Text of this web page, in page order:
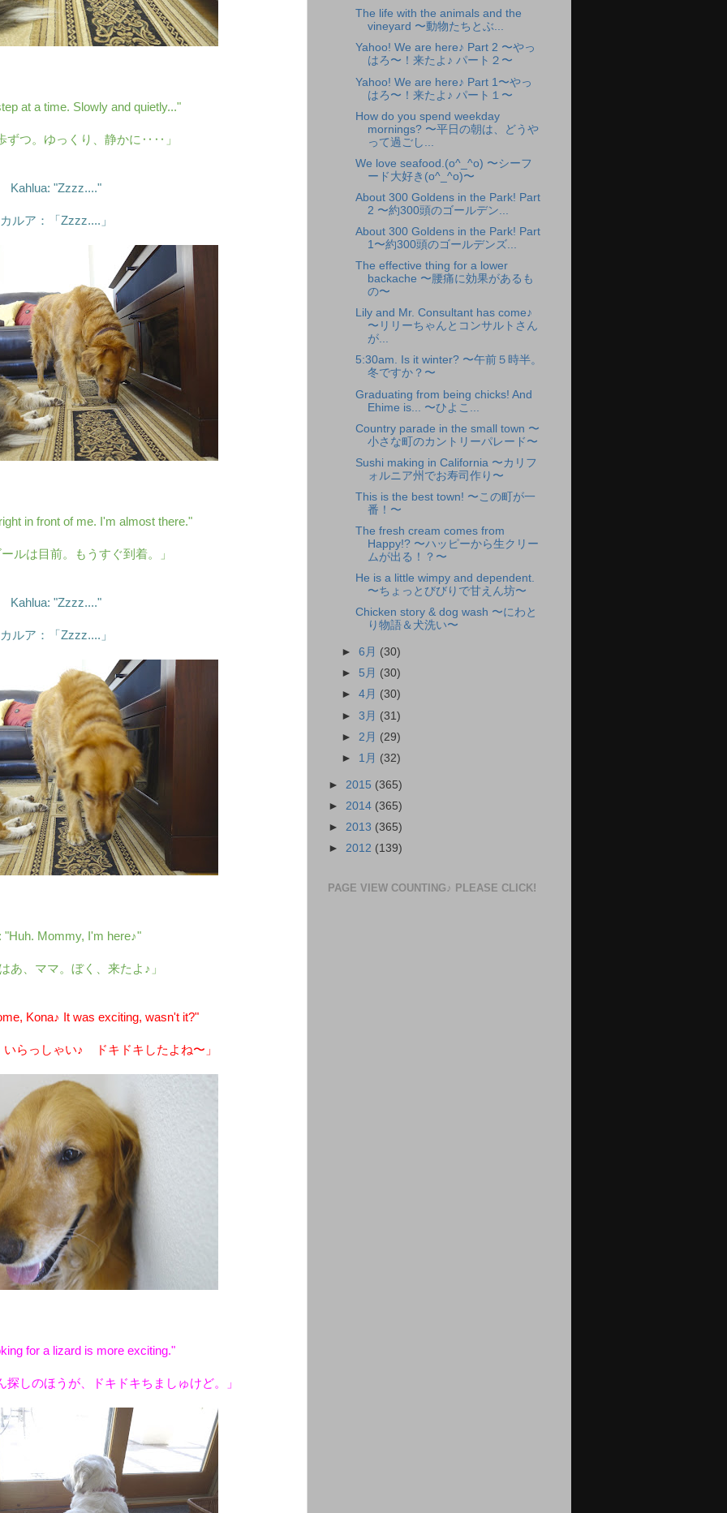
at a time. Slowly and quietly..."
ずつ。ゆっくり、静かに‥‥」
Kahlua: "Zzzz...."
カルア：「Zzzz....」
in front of me. I'm almost there."
ルは目前。もうすぐ到着。」
Kahlua: "Zzzz...."
カルア：「Zzzz....」
"Huh. Mommy, I'm here♪"
あ、ママ。ぼく、来たよ♪」
Kona♪ It was exciting, wasn't it?"
いらっしゃい♪ ドキドキしたよね〜」
for a lizard is more exciting."
しのほうが、ドキドキちましゅけど。」
The life with the animals and the
vineyard 〜動物たちとぶ...
Yahoo! We are here♪ Part 2 〜やっ
はろ〜！来たよ♪ パート２〜
Yahoo! We are here♪ Part 1〜やっ
はろ〜！来たよ♪ パート１〜
How do you spend weekday
mornings? 〜平日の朝は、どうや
って過ごし...
We love seafood.(o^_^o) 〜シーフ
ード大好き(o^_^o)〜
About 300 Goldens in the Park! Part
2 〜約300頭のゴールデン...
About 300 Goldens in the Park! Part
1〜約300頭のゴールデンズ...
The effective thing for a lower
backache 〜腰痛に効果があるも
の〜
Lily and Mr. Consultant has come♪
〜リリーちゃんとコンサルトさん
が...
5:30am. Is it winter? 〜午前５時半。
冬ですか？〜
Graduating from being chicks! And
Ehime is... 〜ひよこ...
Country parade in the small town 〜
小さな町のカントリーパレード〜
Sushi making in California 〜カリフ
ォルニア州でお寿司作り〜
This is the best town! 〜この町が一
番！〜
The fresh cream comes from
Happy!? 〜ハッピーから生クリー
ムが出る！？〜
He is a little wimpy and dependent.
〜ちょっとびびりで甘えん坊〜
Chicken story & dog wash 〜にわと
り物語＆犬洗い〜
►6月 (30)
► 5月 (30)
►4月 (30)
►3月 (31)
► 2月 (29)
► 1月 (32)
► 2015 (365)
► 2014 (365)
► 2013 (365)
► 2012 (139)
PAGE VIEW COUNTING♪ PLEASE CLICK!